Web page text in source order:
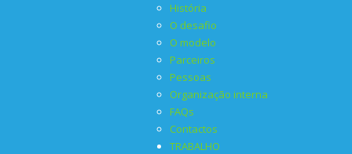
História
O desafio
O modelo
Parceiros
Pessoas
Organização interna
FAQs
Contactos
TRABALHO